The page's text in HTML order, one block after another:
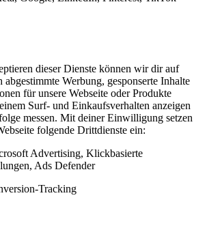
dieser Dienste können wir dir auf
abgestimmte Werbung, gesponserte Inhalte
für unsere Webseite oder Produkte
Surf- und Einkaufsverhalten anzeigen
messen. Mit deiner Einwilligung setzen
folgende Drittdienste ein:
Advertising, Klickbasierte
Ads Defender
Tracking